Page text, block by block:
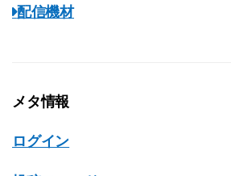
配信機材
メタ情報
ログイン